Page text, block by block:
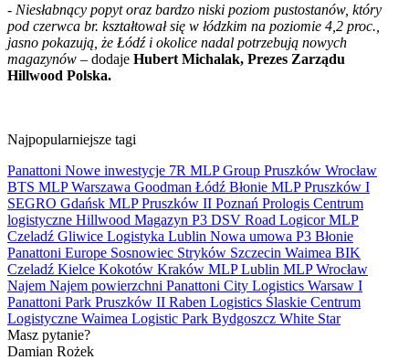
- Niesłabnący popyt oraz bardzo niski poziom pustostanów, który
pod czerwca br. kształtował się w łódzkim na poziomie 4,2 proc.,
jasno pokazują, że Łódź i okolice nadal potrzebują nowych
magazynów – dodaje Hubert Michalak, Prezes Zarządu
Hillwood Polska.
Najpopularniejsze tagi
Panattoni Nowe inwestycje 7R MLP Group Pruszków Wrocław
BTS MLPWarszawa Goodman Łódź Błonie MLP Pruszków I
SEGRO Gdańsk MLP Pruszków II Poznań Prologis Centrum
logistyczne Hillwood Magazyn P3 DSV Road LogicorMLP
Czeladź Gliwice Logistyka Lublin Nowa umowa P3 Błonie
Panattoni Europe Sosnowiec Stryków Szczecin Waimea BIK
Czeladź Kielce Kokotów Kraków MLP Lublin MLP Wrocław
Najem Najem powierzchni Panattoni City Logistics Warsaw I
Panattoni Park Pruszków II Raben Logistics Ślaskie Centrum
Logistyczne Waimea Logistic Park Bydgoszcz White Star
Masz pytanie?
Damian Rożek